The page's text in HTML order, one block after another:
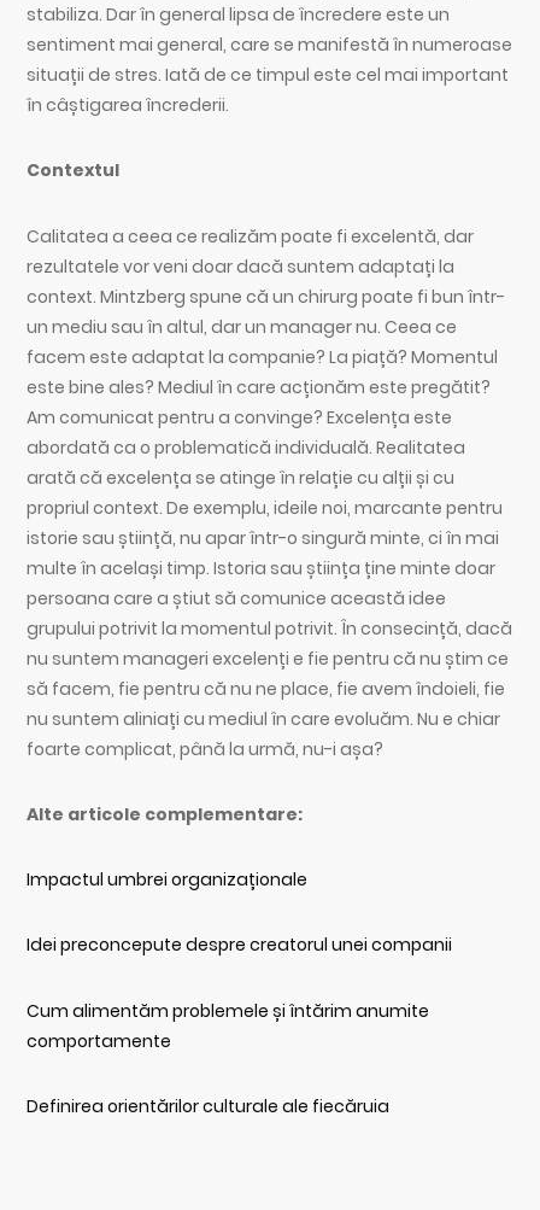
stabiliza. Dar în general lipsa de încredere este un
sentiment mai general, care se manifestă în numeroase
situații de stres. Iată de ce timpul este cel mai important
în câștigarea încrederii.
Contextul
Calitatea a ceea ce realizăm poate fi excelentă, dar
rezultatele vor veni doar dacă suntem adaptați la
context. Mintzberg spune că un chirurg poate fi bun într-
un mediu sau în altul, dar un manager nu. Ceea ce
facem este adaptat la companie? La piață? Momentul
este bine ales? Mediul în care acționăm este pregătit?
Am comunicat pentru a convinge? Excelența este
abordată ca o problematică individuală. Realitatea
arată că excelența se atinge în relație cu alții și cu
propriul context. De exemplu, ideile noi, marcante pentru
istorie sau știință, nu apar într-o singură minte, ci în mai
multe în același timp. Istoria sau știința ține minte doar
persoana care a știut să comunice această idee
grupului potrivit la momentul potrivit. În consecință, dacă
nu suntem manageri excelenți e fie pentru că nu știm ce
să facem, fie pentru că nu ne place, fie avem îndoieli, fie
nu suntem aliniați cu mediul în care evoluăm. Nu e chiar
foarte complicat, până la urmă, nu-i așa?
Alte articole complementare:
Impactul umbrei organizaționale
Idei preconcepute despre creatorul unei companii
Cum alimentăm problemele și întărim anumite
comportamente
Definirea orientărilor culturale ale fiecăruia